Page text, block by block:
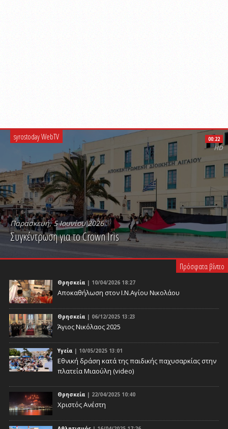
syrostoday WebTV
Παρασκευή, 5 Ιουνίου 2026
Συγκέντρωση για το Crown Iris
PLAY VIDEO
00:22
HD
Πρόσφατα βίντεο
Θρησκεία | 10/04/2026 18:27
Αποκαθήλωση στον Ι.Ν.Αγίου Νικολάου
Θρησκεία | 06/12/2025 13:23
Άγιος Νικόλαος 2025
Υγεία | 10/05/2025 13:01
Eθνική δράση κατά της παιδικής παχυσαρκίας στην
πλατεία Μιαούλη (video)
Θρησκεία | 22/04/2025 10:40
Χριστός Ανέστη